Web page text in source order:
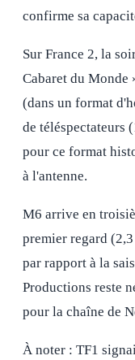
confirme sa
Sur France 2, la
Cabaret du Monde
(dans un format
de téléspectateurs
pour ce format
à l'antenne.
M6 arrive en
premier regard
par rapport à la
Productions reste
pour la chaîne de
À noter : TF1